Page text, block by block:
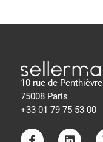
10 rue de Penthièvre
75008 Paris
+33 01 79 75 53 00